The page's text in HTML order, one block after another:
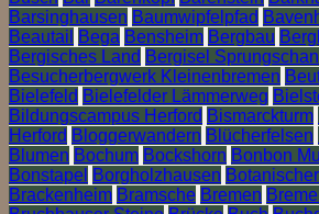
Barsinghausen Baumwipfelpfad
Beautail
Bega Bensheim Bergbau
Bergisches Land Bergisel
Besucherbergwerk Kleinenbremen
Bielefeld Bielefelder Lämmerweg
Bildungscampus Herford Bismarckturm
Herford Bloggerwandern Blücherfelsen
Blumen Bochum Bockshorn Bonbon
Bonstapel Borgholzhausen
Brackenheim Bramsche Bremen